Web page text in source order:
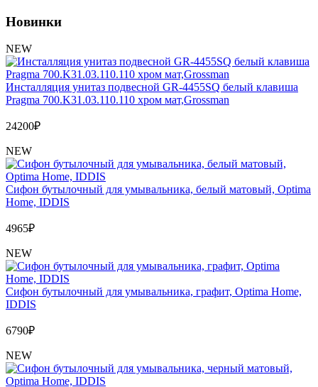
Контакты
Новинки
NEW
Инсталляция унитаз подвесной GR-4455SQ белый клавиша
Pragma 700.K31.03.110.110 хром мат,Grossman
24200₽
NEW
Сифон бутылочный для умывальника, белый матовый, Optima
Home, IDDIS
4965₽
NEW
Сифон бутылочный для умывальника, графит, Optima Home,
IDDIS
6790₽
NEW